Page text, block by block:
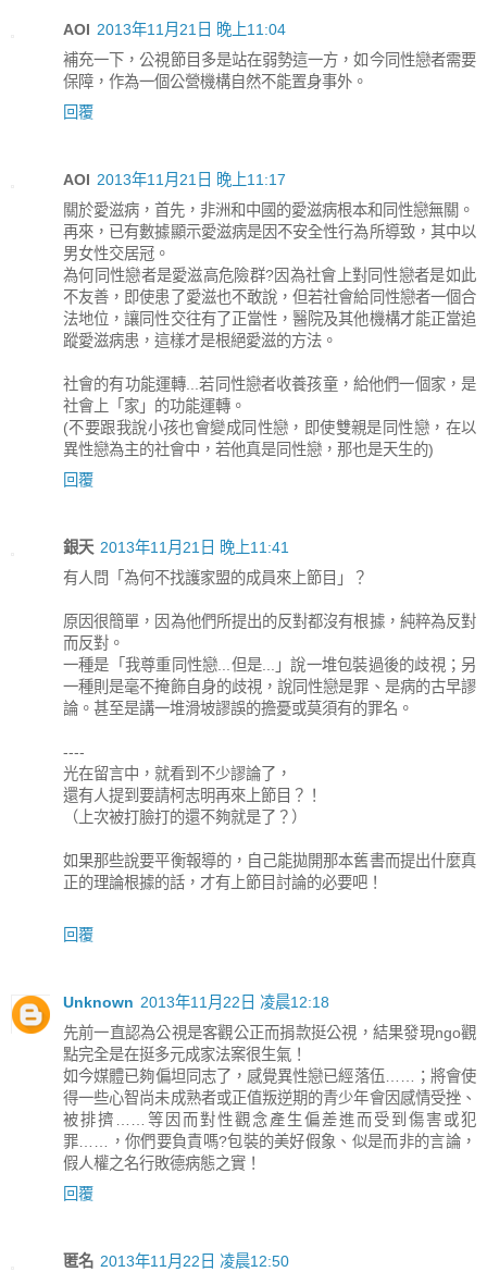
AOI 2013年11月21日 晚上11:04
補充一下，公視節目多是站在弱勢這一方，如今同性戀者需要
保障，作為一個公營機構自然不能置身事外。
回覆
AOI 2013年11月21日 晚上11:17
關於愛滋病，首先，非洲和中國的愛滋病根本和同性戀無關。
再來，已有數據顯示愛滋病是因不安全性行為所導致，其中以
男女性交居冠。
為何同性戀者是愛滋高危險群?因為社會上對同性戀者是如此
不友善，即使患了愛滋也不敢說，但若社會給同性戀者一個合
法地位，讓同性交往有了正當性，醫院及其他機構才能正當追
蹤愛滋病患，這樣才是根絕愛滋的方法。
社會的有功能運轉...若同性戀者收養孩童，給他們一個家，是
社會上「家」的功能運轉。
(不要跟我說小孩也會變成同性戀，即使雙親是同性戀，在以
異性戀為主的社會中，若他真是同性戀，那也是天生的)
回覆
銀天 2013年11月21日 晚上11:41
有人問「為何不找護家盟的成員來上節目」？
原因很簡單，因為他們所提出的反對都沒有根據，純粹為反對
而反對。
一種是「我尊重同性戀...但是...」說一堆包裝過後的歧視；另
一種則是毫不掩飾自身的歧視，說同性戀是罪、是病的古早謬
論。甚至是講一堆滑坡謬誤的擔憂或莫須有的罪名。
----
光在留言中，就看到不少謬論了，
還有人提到要請柯志明再來上節目？！
（上次被打臉打的還不夠就是了？）
如果那些說要平衡報導的，自己能拋開那本舊書而提出什麼真
正的理論根據的話，才有上節目討論的必要吧！
回覆
Unknown 2013年11月22日 凌晨12:18
先前一直認為公視是客觀公正而捐款挺公視，結果發現ngo觀
點完全是在挺多元成家法案很生氣！
如今媒體已夠偏坦同志了，感覺異性戀已經落伍……；將會使
得一些心智尚未成熟者或正值叛逆期的青少年會因感情受挫、
被排擠……等因而對性觀念產生偏差進而受到傷害或犯
罪……，你們要負責嗎?包裝的美好假象、似是而非的言論，
假人權之名行敗德病態之實！
回覆
匿名 2013年11月22日 凌晨12:50